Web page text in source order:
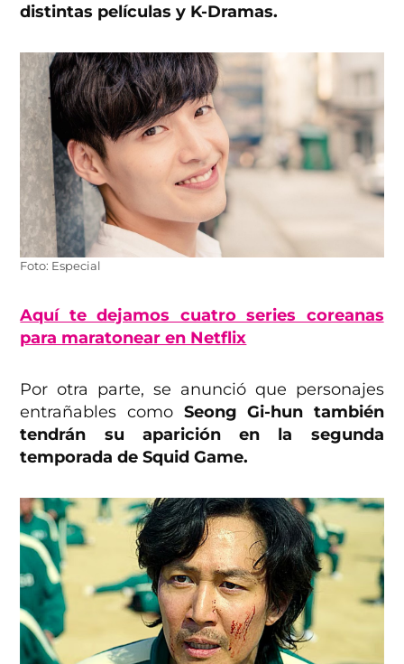
distintas películas y K-Dramas.
Foto: Especial
Aquí te dejamos cuatro series coreanas
para maratonear en Netflix
Por otra parte, se anunció que personajes
entrañables comoSeong Gi-hun también
tendrán su aparición en la segunda
temporada de Squid Game.